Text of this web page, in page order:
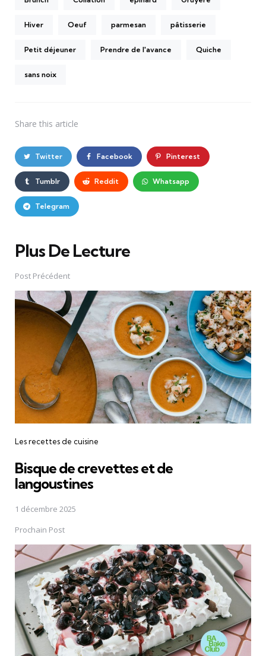
Hiver Oeuf parmesan pâtisserie
Petit déjeuner Prendre de l'avance Quiche
sans noix
Share this article
Twitter Facebook Pinterest
Tumblr Reddit Whatsapp
Telegram
Plus De Lecture
Post
navigation
Post Précédent
Les recettes de cuisine
Bisque de crevettes et de
langoustines
1 décembre 2025
Prochain Post